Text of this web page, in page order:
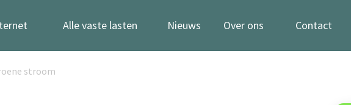
Alle vaste lasten Nieuws Over ons Contact
stroom